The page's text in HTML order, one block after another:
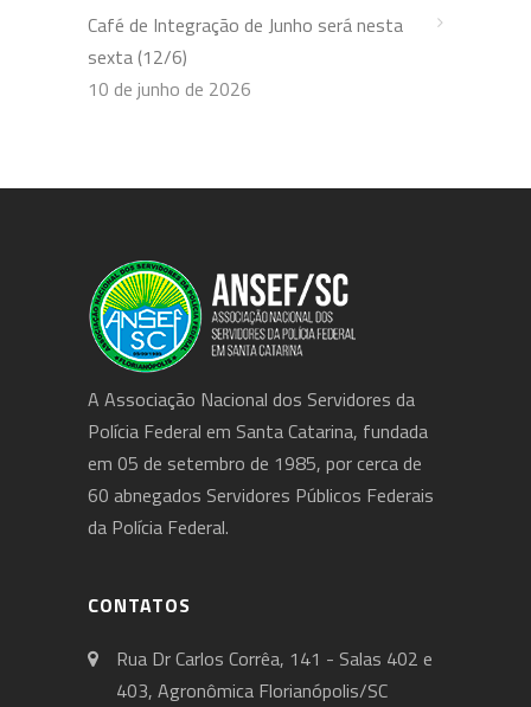
Café de Integração de Junho será nesta
sexta (12/6)
10 de junho de 2026
A Associação Nacional dos Servidores da
Polícia Federal em Santa Catarina, fundada
em 05 de setembro de 1985, por cerca de
60 abnegados Servidores Públicos Federais
da Polícia Federal.
CONTATOS
Rua Dr Carlos Corrêa, 141 - Salas 402 e
403, Agronômica Florianópolis/SC